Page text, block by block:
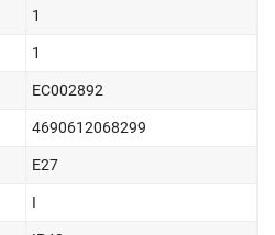
1
1
EC002892
4690612068299
E27
I